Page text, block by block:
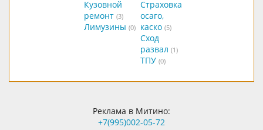
Кузовной
ремонт (3)
Лимузины (0)
Страховка
осаго,
каско (5)
Сход
развал (1)
ТПУ (0)
Реклама в Митино:
+7(995)002-05-72